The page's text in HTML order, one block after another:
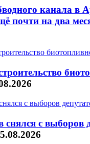
канала в
почти на два
снялся с выборов